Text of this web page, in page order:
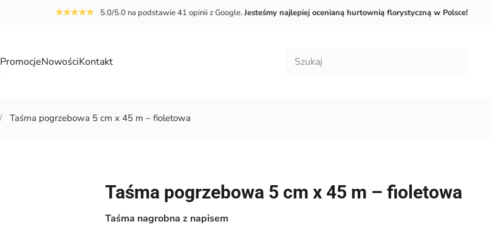
5.0/5.0 na podstawie 41 opinii z Google.Jesteśmy najlepiej ocenianą hurtownią florystyczną w Polsce!
PromocjeNowościKontakt
Taśma pogrzebowa 5 cm x 45 m – fioletowa
Taśma pogrzebowa 5 cm x 45 m – fioletowa
Taśma nagrobna z napisem